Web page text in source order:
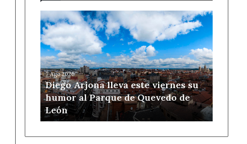
Diego
Arjona
lleva
este
viernes
su
humor
al
Parque
de
Quevedo
7 Ago 2026
Diego Arjona lleva este viernes su
humor al Parque de Quevedo de
León